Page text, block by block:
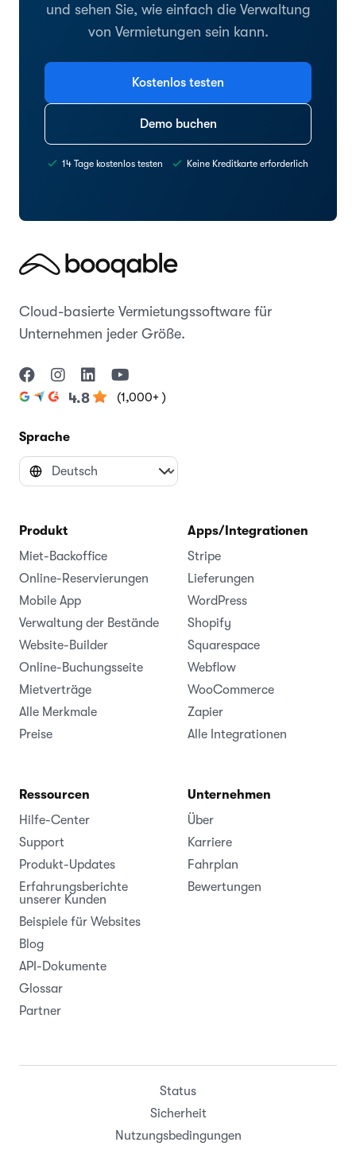
und sehen Sie, wie einfach die Verwaltung
von Vermietungen sein kann.
Kostenlos testen
Demo buchen
14 Tage kostenlos testen Keine Kreditkarte erforderlich
Cloud-basierte Vermietungssoftware für
Unternehmen jeder Größe.
4.8 (1,000+ )
Sprache
Produkt
Miet-Backoffice
Online-Reservierungen
Mobile App
Verwaltung der Bestände
Website-Builder
Online-Buchungsseite
Mietverträge
Alle Merkmale
Preise
Apps/Integrationen
Stripe
Lieferungen
WordPress
Shopify
Squarespace
Webflow
WooCommerce
Zapier
Alle Integrationen
Ressourcen
Hilfe-Center
Support
Produkt-Updates
Erfahrungsberichte
unserer Kunden
Beispiele für Websites
Blog
API-Dokumente
Glossar
Partner
Unternehmen
Über
Karriere
Fahrplan
Bewertungen
Status
Sicherheit
Nutzungsbedingungen